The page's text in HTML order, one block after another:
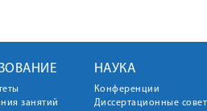
занятий
НАУКА
Конференции
Диссертационные